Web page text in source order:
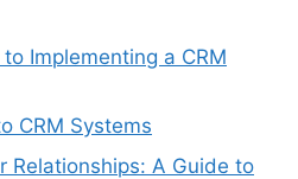
Implementing a CRM
CRM Systems
Relationships: A Guide to